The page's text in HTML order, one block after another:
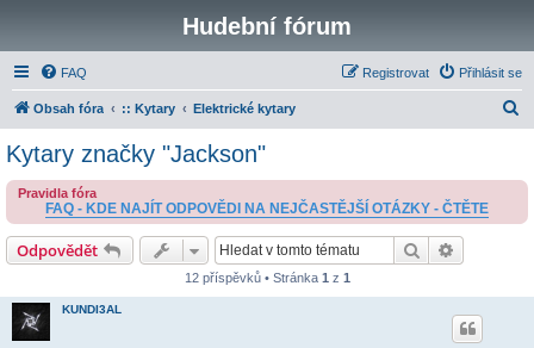
Hudební fórum
FAQ Přihlásit se
Registrovat
Obsah fóra :: Kytary Elektrické kytary
a
Kytary značky "Jackson"
Pravidla fóra
FAQ - KDE NAJÍT ODPOVĚDI NA NEJČASTĚJŠÍ OTÁZKY - ČTĚTE
Odpovědět Hledat
12 příspěvků • Stránka 1 z 1
KUNDI3AL